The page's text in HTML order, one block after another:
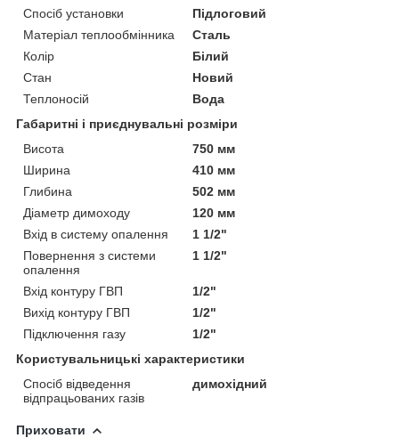
Спосіб установки
Підлоговий
Матеріал теплообмінника
Сталь
Колір
Білий
Стан
Новий
Теплоносій
Вода
Габаритні і приєднувальні розміри
Висота
750 мм
Ширина
410 мм
Глибина
502 мм
Діаметр димоходу
120 мм
Вхід в систему опалення
1 1/2"
Повернення з системи
опалення
1 1/2"
Вхід контуру ГВП
1/2"
Вихід контуру ГВП
1/2"
Підключення газу
1/2"
Користувальницькі характеристики
Спосіб відведення
відпрацьованих газів
димохідний
Приховати